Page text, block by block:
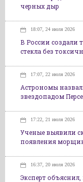
черных дыр
18:07, 24 июля 2026
В России создали
стекла без
17:07, 22 июля 2026
Астрономы
звездопадом
17:22, 21 июля 2026
Ученые выявили
появления
16:37, 20 июля 2026
Эксперт